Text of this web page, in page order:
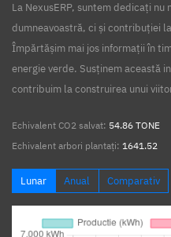
La NexusERP, suntem dedicați
dumneavoastră, ci și contribuției
Împărtășim mai jos informații în
energie verde. Susținem această
contribuim la construirea unui
Echivalent CO2 salvat: 54.86 TONE
Echivalent arbori plantați: 1641.52
Lunar Anual Comparativ